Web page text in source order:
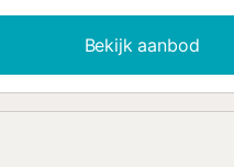
Bekijk aanbod